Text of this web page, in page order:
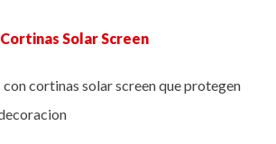
Cortinas Solar Screen